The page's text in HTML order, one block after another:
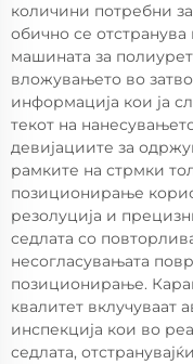
количини потребни
обично се
машината за
вложувањето во
информација кои ја
текот на
девијациите за
рамките на стрмки
позиционирање
резолуција и
седлата со
несогласувањата
позиционирање.
квалитет вклучуваат
инспекција кои во
седлата,